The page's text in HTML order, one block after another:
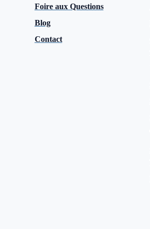
Foire aux Questions
Blog
Contact